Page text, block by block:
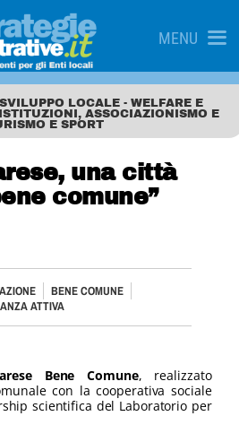
MENU
LOCALE - WELFARE E
ASSOCIAZIONISMO E
E SPORT
una città
comune”
BENE COMUNE
ATTIVA
Bene Comune, realizzato
con la cooperativa sociale
scientifica del Laboratorio per